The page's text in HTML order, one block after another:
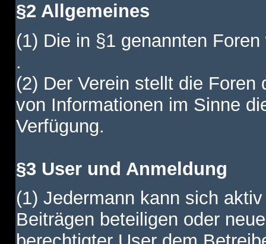
§2 Allgemeines
(1) Die in §1 genannten
.
(2) Der Verein stellt die
von Informationen im Sinne
Verfügung.
§3 User und Anmeldung
(1) Jedermann kann sich
Beiträgen beteiligen oder